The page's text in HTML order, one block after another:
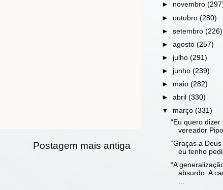
Postagem mais antiga
► novembro
►outubro(280)
►setembro(226)
►agosto(257)
► julho(291)
► junho(239)
► maio(282)
►abril(330)
▼ março(331)
“Eu quero dizer
vereador
“Graças a
eu tenho
“A
absurdo. A
...